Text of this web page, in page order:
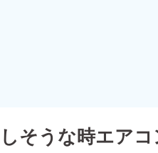
そうな時エア